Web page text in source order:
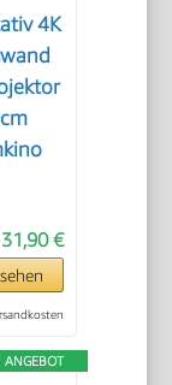
4K
31,90 €
ANGEBOT